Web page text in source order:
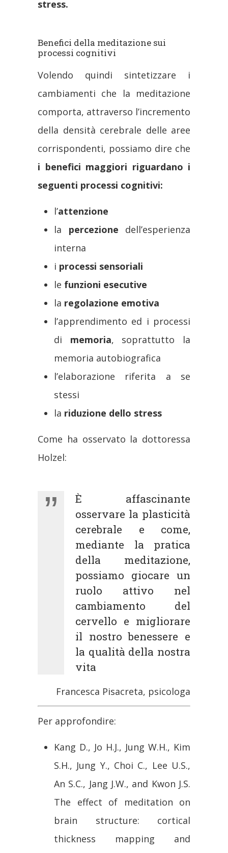
stress.
Benefici della meditazione sui
processi cognitivi
Volendo quindi sintetizzare i
cambiamenti che la meditazione
comporta, attraverso l’incremento
della densità cerebrale delle aree
corrispondenti, possiamo dire che
i benefici maggiori riguardano i
seguenti processi cognitivi:
l’attenzione
la percezione dell’esperienza
interna
i processi sensoriali
le funzioni esecutive
la regolazione emotiva
l’apprendimento ed i processi
di memoria, soprattutto la
memoria autobiografica
l’elaborazione riferita a se
stessi
la riduzione dello stress
Come ha osservato la dottoressa
Holzel:
È affascinante
osservare la plasticità
cerebrale e come,
mediante la pratica
della meditazione,
possiamo giocare un
ruolo attivo nel
cambiamento del
cervello e migliorare
il nostro benessere e
la qualità della nostra
vita
Francesca Pisacreta, psicologa
Per approfondire:
Kang D., Jo H.J., Jung W.H., Kim
S.H., Jung Y., Choi C., Lee U.S.,
An S.C., Jang J.W., and Kwon J.S.
The effect of meditation on
brain structure: cortical
thickness mapping and